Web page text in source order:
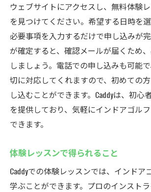
ウェブサイトにアクセスし、無料体験
を見つけてください。希望する日時を
必要事項を入力するだけで申し込みが
が確定すると、確認メールが届くため
しましょう。電話での申し込みも可能
切に対応してくれますので、初めての
し込むことができます。Caddyは、初心
を提供しており、気軽にインドアゴル
できます。
体験レッスンで得られること
Caddyでの体験レッスンでは、インドア
学ぶことができます。プロのインスト